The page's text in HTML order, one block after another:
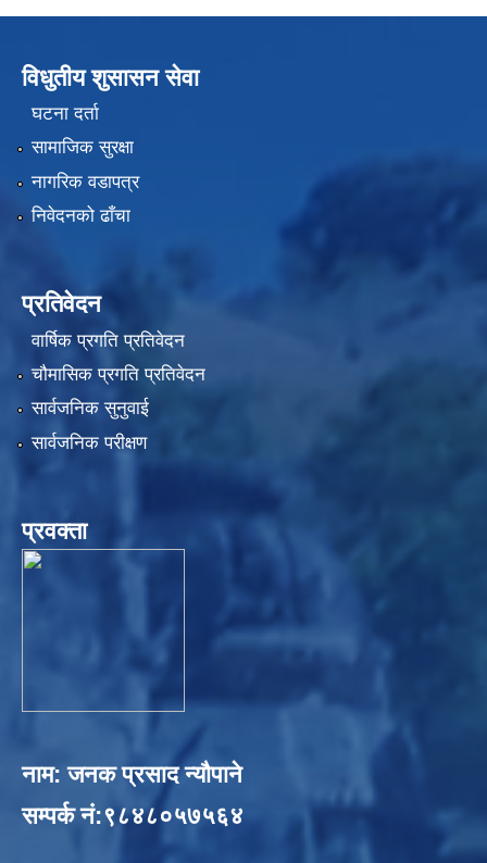
विधुतीय शुसासन सेवा
घटना दर्ता
सामाजिक सुरक्षा
नागरिक वडापत्र
निवेदनको ढाँचा
प्रतिवेदन
वार्षिक प्रगति प्रतिवेदन
चौमासिक प्रगति प्रतिवेदन
सार्वजनिक सुनुवाई
सार्वजनिक परीक्षण
प्रवक्ता
नाम: जनक प्रसाद न्यौपाने
सम्पर्क नं:९८४८०५७५६४